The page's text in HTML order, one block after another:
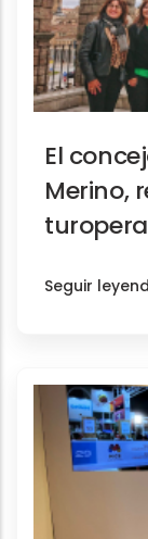
El
Merino,
Seguir